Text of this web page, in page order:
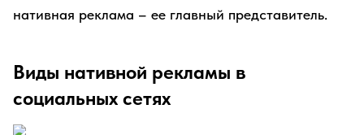
нативная реклама – ее главный представитель.
Виды нативной рекламы в
социальных сетях